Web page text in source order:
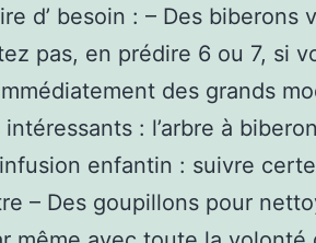
d’ besoin : – Des biberons
pas, en prédire 6 ou 7, si
des grands
: l’arbre à
enfantin : suivre
– Des goupillons pour